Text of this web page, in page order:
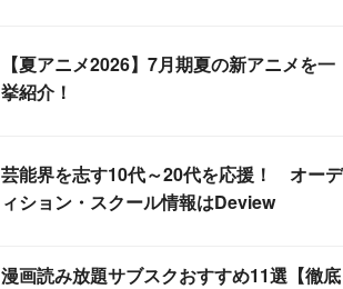
【夏アニメ2026】7月期夏の新アニメを一
挙紹介！
芸能界を志す10代～20代を応援！ オーデ
ィション・スクール情報はDeview
漫画読み放題サブスクおすすめ11選【徹底